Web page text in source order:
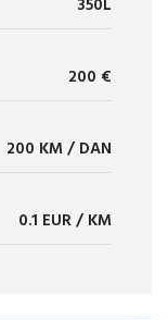
200 €
200 KM / DAN
0.1 EUR / KM